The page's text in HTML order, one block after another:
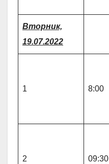
Вторник,
19.07.2022
1 8:00
2 09:30